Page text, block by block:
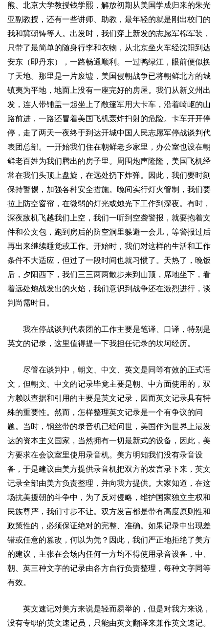
熊、北京大学教授钱学熙，解放初期从美国学成归来的朱光
亚副教授，还有一些讲师、助教，最年轻的就是刚出校门的
我和冀朝铸等人。出发时，我们穿上新发的志愿军棉军装，
只带了最简单的随身行李和衣物，从北京坐火车经沈阳到达
安东（即丹东），一路畅通顺利。一过鸭绿江，眼前便似换
了天地。那里是一片废墟，美国侵朝战争已将朝鲜北方的城
镇夷为平地，地面上没有一座完好的房屋。我们从新义州出
发，连人带铺盖一起坐上了敞篷军用大卡车，沿着崎岖的山
路前进，一路还冒着美国飞机轰炸扫射的危险。卡车开开停
停，走了两天一夜终于到达开城中国人民志愿军停战谈判代
表团总部。一开始我们住在朝鲜老乡家里，办公室也设在朝
鲜老百姓为我们腾出的房子里。周围炮声隆隆，美国飞机经
常在我们头顶上盘旋，在远处扔下炸弹。因此，我们要时刻
保持警惕，加强各种安全措施。晚间实行灯火管制，我们要
拉上防空窗帘，在微弱的灯光或烛光下工作到深夜。有时，
深夜敌机飞越我们上空，我们一听到空袭警报，就要抱着文
件和公文包，跑到房后的防空洞里躲避一会儿，等警报过后
再出来继续睡觉或工作。开始时，我们对这样的生活和工作
条件不大适应，但过了一段时间也就习惯了。天热了，晚饭
后，夕阳西下，我们三三两两散步来到山顶，席地坐下，看
着远处炮战发出的火焰，我们意识到战争还在激烈进行，谈
判尚需时日。
我在停战谈判代表团的工作主要是笔译、口译，特别是
英文的记录，这里值得提一下我担任记录的坎坷经历。
尽管在谈判中，朝文、中文、英文是同等有效的正式语
文，但朝文、中文的记录毕竟主要是朝、中方面使用的，双
方赖以查据和引用的主要是英文记录，因而英文记录具有特
殊的重要性。然而，怎样整理英文记录是一个有争议的问
题。当时，钢丝带的录音机已经问世，美国作为世界上最发
达的资本主义国家，当然拥有一切最新式的设备，因此，美
方要求在会议室里使用录音机。美方明知我们没有录音设
备，于是建议由美方提供录音机把双方的发言录下来，英文
记录全部由美方负责整理，并向我方提供。大家知道，在这
场抗美援朝的斗争中，为了反对侵略，维护国家独立主权和
民族尊严，我们寸步不让。双方发言都是带有高度原则性和
政策性的，必须保证绝对的完整、准确。如果记录中出现差
错或任意的篡改，何以为凭？因此，我们严正地拒绝了美方
的建议，主张在会场内任何一方均不得使用录音设备，中、
朝、英三种文字的记录由各方自行负责整理，每种文字同等
有效。
英文速记对美方来说是轻而易举的，但是对我方来说，
没有专职的英文速记员，只能由英文翻译来兼作英文速记。